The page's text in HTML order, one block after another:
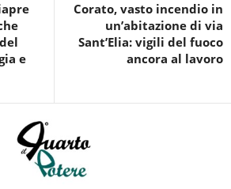
e
Corato, vasto incendio in
un’abitazione di via
Sant’Elia: vigili del fuoco
ancora al lavoro